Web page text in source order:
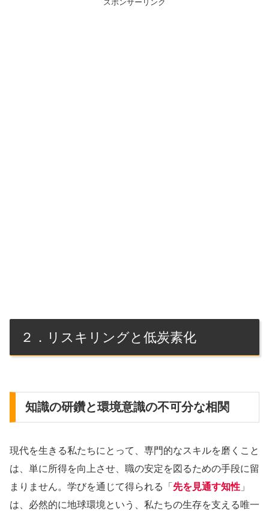
スポンサーリンク
２．リスキリングと低炭素化
知識の研鑽と環境意識の不可分な相関
現代を生きる私たちにとって、専門的なスキルを磨くこと
は、単に所得を向上させ、職の安定を図るための手段に留
まりません。学びを通じて得られる「 先を見通す知性 」
は、必然的に地球環境という、私たちの生存を支える唯一